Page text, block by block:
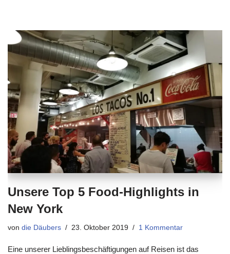
Unsere Top 5 Food-Highlights in
New York
von die Däubers 23. Oktober 2019 1 Kommentar
Eine unserer Lieblingsbeschäftigungen auf Reisen ist das